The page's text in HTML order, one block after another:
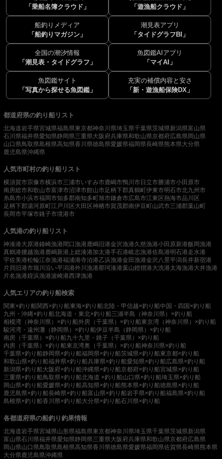
「乗船名簿クラウド」
「遊漁船クラウド」
船釣りメディア
「船釣りマガジン」
潮見表アプリ
「タイドグラフBI」
全国の潮汐情報
「潮見表・タイドグラフ」
魚図鑑AIアプリ
「マイAI」
魚図鑑サイト
「写真から探せる魚図鑑」
充実の補償内容と安さ
「新・遊漁船保険DX」
都道府県の釣り船リスト
北海道岩手県宮城県福島県東京都神奈川県埼玉県千葉県茨城県新潟県富山県
石川県福井県愛知県静岡県三重県大阪府兵庫県和歌山県京都府広島県岡山県
山口県鳥取県島根県高知県香川県徳島県愛媛県福岡県長崎県熊本県大分県
鹿児島県沖縄県
人気市町村の釣り船リスト
横須賀市宗像市横浜市三浦市いすみ市鹿嶋市鴨川市日立市勝浦市小田原市
南房総市和歌山市富津市沼津市館山市足柄下郡真鶴町伊東市明石市北九州市
糸島市小浜市福岡市知多郡南知多町旭市鎌倉市広島市江東区熱海市品川区
足柄下郡湯河原町江戸川区大田区神栖市賀茂郡南伊豆町山武市三浦郡葉山町
長岡市平塚市銚子市境港市
人気港の釣り船リスト
神湊港大原港鐘崎漁港間口漁港 鹿嶋旧港金沢漁港久慈漁港小田原新港飯岡漁港
真鶴港腰越漁港 鹿嶋新港 上総湊港加太港手石港岐志漁港佐島港明石港走水港
宇佐美港松輪江奈漁港福浦港寺泊港乙浜漁港金田漁港金沢八景平潟長井新宿港
片貝旧港市堀川沿い平潟港外川漁港那珂湊港葉山鐙摺港大洗港太海漁港大井漁港
片名漁港姪浜漁港波崎港西津漁港
人気エリアの釣り船検索
関東×釣り船関西×釣り船東海×釣り船北陸・甲信越×釣り船中国・四国×釣り船
九州・沖縄×釣り船北海道・東北×釣り船三浦半島（神奈川県）×釣り船
相模湾（神奈川県）×釣り船外房（千葉県）×釣り船東京湾（神奈川県）×釣り船
駿河湾・遠州灘（静岡県）×釣り船伊豆半島（静岡県）×釣り船
南房（千葉県）×釣り船九十九里・銚子（千葉県）×釣り船
内房（千葉県）×釣り船東京湾奥（千葉県）×釣り船神奈川県×釣り船
千葉県×釣り船静岡県×釣り船福岡県×釣り船茨城県×釣り船東京都×釣り船
和歌山県×釣り船福井県×釣り船兵庫県×釣り船愛知県×釣り船広島県×釣り船
新潟県×釣り船大阪府×釣り船沖縄県×釣り船京都府×釣り船宮城県×釣り船
三重県×釣り船鳥取県×釣り船北海道 ×釣り船山口県×釣り船埼玉県×釣り船
岡山県×釣り船愛媛県×釣り船高知県×釣り船熊本県×釣り船徳島県×釣り船
鹿児島県×釣り船長崎県×釣り船富山県×釣り船岩手県×釣り船福島県×釣り船
島根県×釣り船香川県×釣り船大分県×釣り船石川県×釣り船
各都道府県の船釣り釣果情報
北海道岩手県宮城県山形県福島県東京都神奈川県埼玉県千葉県茨城県新潟県
富山県石川県福井県愛知県静岡県三重県大阪府兵庫県和歌山県京都府広島県
岡山県山口県鳥取県島根県高知県香川県徳島県愛媛県福岡県佐賀県長崎県熊本県
大分県 鹿児島県沖縄県